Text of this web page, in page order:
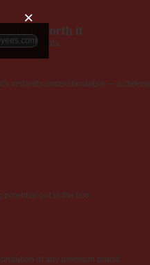
×
is worth it
party data.
instantly understandable — a
potential out of the box.
of any premium brand.